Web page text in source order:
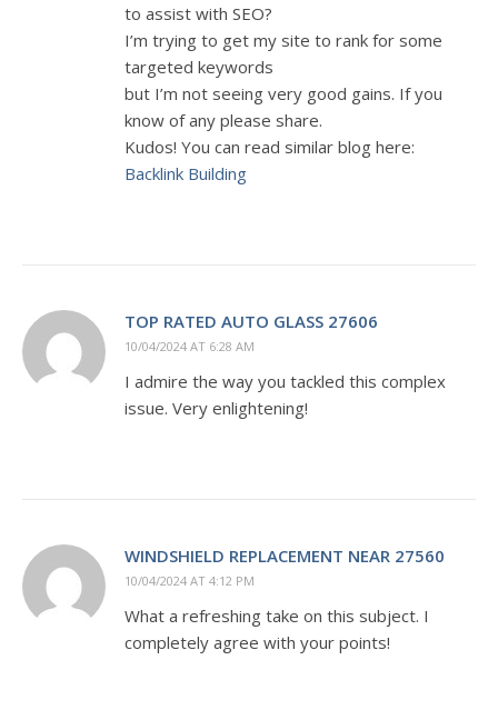
to assist with SEO?
I’m trying to get my site to rank for some
targeted keywords
but I’m not seeing very good gains. If you
know of any please share.
Kudos! You can read similar blog here:
Backlink Building
TOP RATED AUTO GLASS 27606
10/04/2024 AT 6:28 AM
I admire the way you tackled this complex
issue. Very enlightening!
WINDSHIELD REPLACEMENT NEAR 27560
10/04/2024 AT 4:12 PM
What a refreshing take on this subject. I
completely agree with your points!